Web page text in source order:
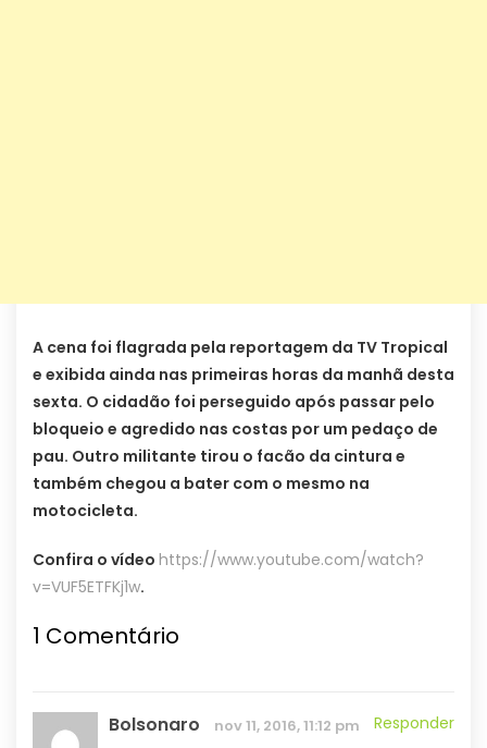
A cena foi flagrada pela reportagem da TV Tropical
e exibida ainda nas primeiras horas da manhã desta
sexta. O cidadão foi perseguido após passar pelo
bloqueio e agredido nas costas por um pedaço de
pau. Outro militante tirou o facão da cintura e
também chegou a bater com o mesmo na
motocicleta.
Confira o vídeo https://www.youtube.com/watch?
v=VUF5ETFKj1w.
1 Comentário
Bolsonaro nov 11, 2016, 11:12 pm
Responder